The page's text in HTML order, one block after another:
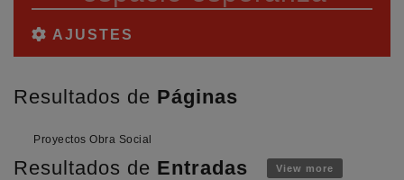
AJUSTES
Resultados de Páginas
Proyectos Obra Social
Resultados de Entradas View more